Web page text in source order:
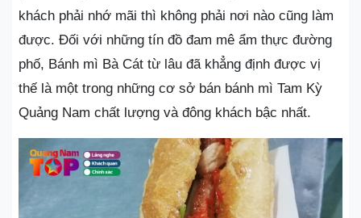
khách phải nhớ mãi thì không phải nơi nào cũng làm
được. Đối với những tín đồ đam mê ẩm thực đường
phố, Bánh mì Bà Cát từ lâu đã khẳng định được vị
thế là một trong những cơ sở bán bánh mì Tam Kỳ
Quảng Nam chất lượng và đông khách bậc nhất.